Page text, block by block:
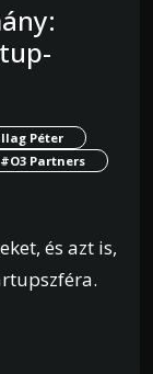
Péter
#O3 Partners
és azt is,